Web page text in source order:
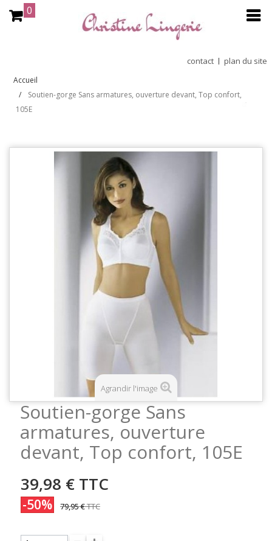
0
contact plan du site
Accueil
Soutien-gorge Sans armatures, ouverture devant, Top confort,
105E
Agrandir l'image
Soutien-gorge Sans
armatures, ouverture
devant, Top confort, 105E
39,98 € TTC
-50% 79,95 €TTC